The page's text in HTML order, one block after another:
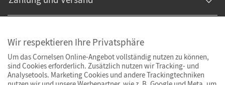
Wir respektieren Ihre Privatsphäre
Um das Cornelsen Online-Angebot vollständig nutzen zu können,
sind Cookies erforderlich. Zusätzlich nutzen wir Tracking- und
Analysetools. Marketing Cookies und andere Trackingtechniken